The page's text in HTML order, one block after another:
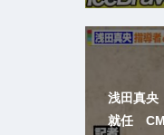
浅田真
就任 CM